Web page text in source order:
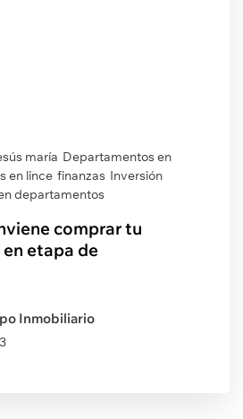
maría Departamentos en
en lince finanzas Inversión
departamentos
comprar tu
etapa de
Inmobiliario